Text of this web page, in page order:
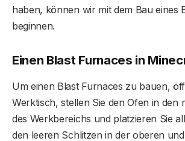
haben, können wir mit dem Bau eines
beginnen.
Einen Blast Furnaces in
Um einen Blast Furnaces zu bauen,
Werktisch, stellen Sie den Ofen in den
des Werkbereichs und platzieren Sie
den leeren Schlitzen in der oberen